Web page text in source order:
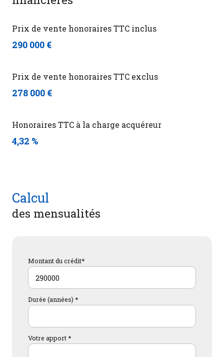
Prix de vente honoraires TTC inclus
290 000 €
Prix de vente honoraires TTC exclus
278 000 €
Honoraires TTC à la charge acquéreur
4,32 %
Calcul
des mensualités
Montant du crédit*
Durée (années) *
Votre apport *